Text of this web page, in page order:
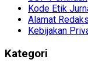
Kode Etik
Alamat
Kebijakan
Kategori